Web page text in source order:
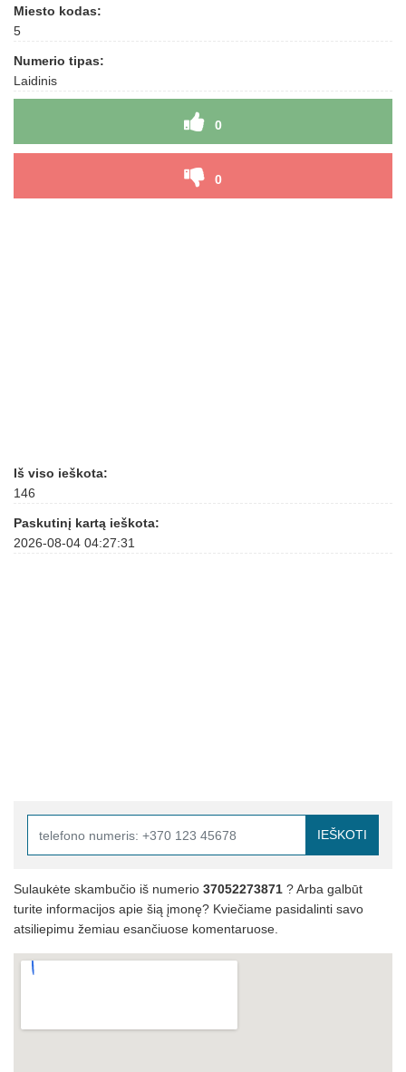
Miesto kodas:
5
Numerio tipas:
Laidinis
0
0
Iš viso ieškota:
146
Paskutinį kartą ieškota:
2026-08-04 04:27:31
IEŠKOTI
Sulaukėte skambučio iš numerio 37052273871 ? Arba galbūt
turite informacijos apie šią įmonę? Kviečiame pasidalinti savo
atsiliepimu žemiau esančiuose komentaruose.